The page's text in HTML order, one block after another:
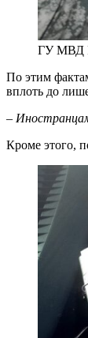
ГУ МВД
По этим
вплоть до
–
Кроме этого,